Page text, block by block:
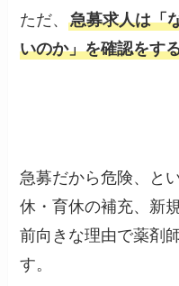
ただ、急募求人は「
いのか」を確認をす
急募だから危険、と
休・育休の補充、新
前向きな理由で薬剤
す。